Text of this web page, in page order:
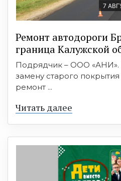
7
Ремонт автодороги
граница Калужской
Подрядчик – ООО «АНИ».
замену старого
ремонт ...
Читать далее